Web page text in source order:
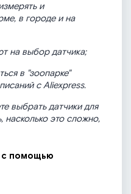
и
в городе и на
на выбор датчика;
в "зоопарке"
с Aliexpress.
выбрать датчики для
насколько это сложно,
с помощью